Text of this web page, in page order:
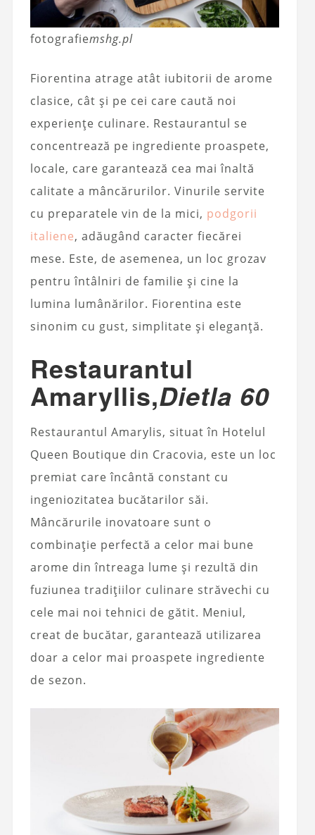
fotografiemshg.pl
Fiorentina atrage atât iubitorii de arome
clasice, cât și pe cei care caută noi
experiențe culinare. Restaurantul se
concentrează pe ingrediente proaspete,
locale, care garantează cea mai înaltă
calitate a mâncărurilor. Vinurile servite
cu preparatele vin de la mici, podgorii
italiene, adăugând caracter fiecărei
mese. Este, de asemenea, un loc grozav
pentru întâlniri de familie și cine la
lumina lumânărilor. Fiorentina este
sinonim cu gust, simplitate și eleganță.
Restaurantul
Amaryllis,Dietla 60
Restaurantul Amarylis, situat în Hotelul
Queen Boutique din Cracovia, este un loc
premiat care încântă constant cu
ingeniozitatea bucătarilor săi.
Mâncărurile inovatoare sunt o
combinație perfectă a celor mai bune
arome din întreaga lume și rezultă din
fuziunea tradițiilor culinare străvechi cu
cele mai noi tehnici de gătit. Meniul,
creat de bucătar, garantează utilizarea
doar a celor mai proaspete ingrediente
de sezon.